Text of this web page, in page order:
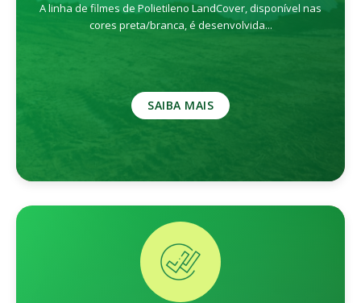
A linha de filmes de Polietileno LandCover, disponível nas
cores preta/branca, é desenvolvida...
SAIBA MAIS